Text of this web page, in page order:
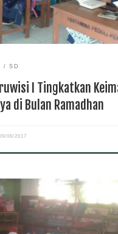
SD
I Tingkatkan
di Bulan Ramadhan
06/2017